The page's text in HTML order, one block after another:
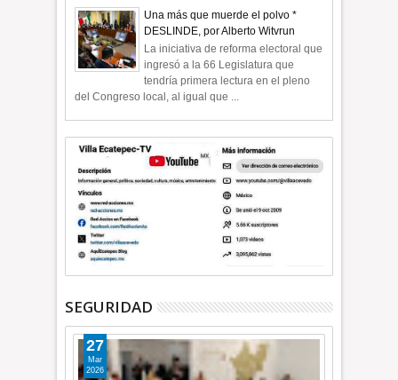
Una más que muerde el polvo *
DESLINDE, por Alberto Witvrun
La iniciativa de reforma electoral que
ingresó a la 66 Legislatura que
tendría primera lectura en el pleno
del Congreso local, al igual que ...
SEGURIDAD
27
Mar
2026